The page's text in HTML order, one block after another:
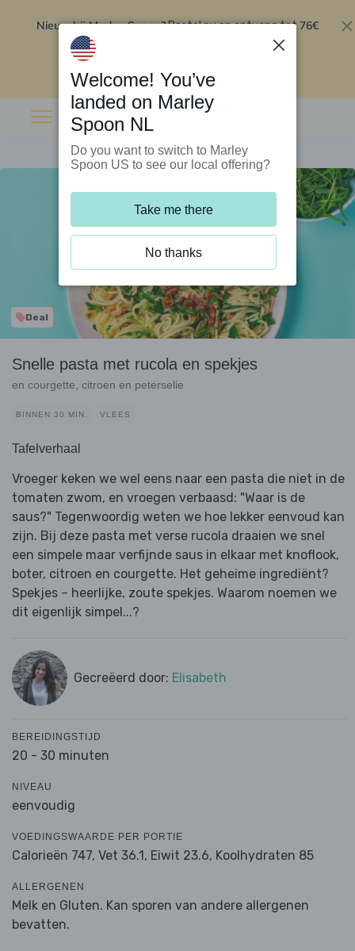
Nieuw bij Marley Spoon?Bestel nu en ontvang tot 76€
Deal
Snelle pasta met rucola en spekjes
en courgette, citroen en peterselie
BINNEN 30 MIN. VLEES
Tafelverhaal
Vroeger keken we wel eens naar een pasta die niet in de
tomaten zwom, en vroegen verbaasd: "Waar is de
saus?" Tegenwoordig weten we hoe lekker eenvoud kan
zijn. Bij deze pasta met verse rucola draaien we snel
een simpele maar verfijnde saus in elkaar met knoflook,
boter, citroen en courgette. Het geheime ingrediënt?
Spekjes – heerlijke, zoute spekjes. Waarom noemen we
dit eigenlijk simpel...?
Gecreëerd door: Elisabeth
BEREIDINGSTIJD
20 - 30 minuten
NIVEAU
eenvoudig
VOEDINGSWAARDE PER PORTIE
Calorieën 747, Vet 36.1, Eiwit 23.6, Koolhydraten 85
ALLERGENEN
Melk en Gluten. Kan sporen van andere allergenen
bevatten.
Welcome! You’ve
landed on Marley
Spoon NL
Do you want to switch to Marley
Spoon US to see our local offering?
Take me there
No thanks